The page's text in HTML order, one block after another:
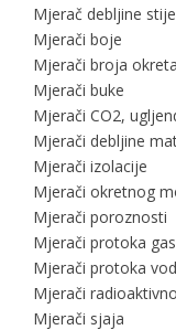
Mjerač debljine
Mjerači boje
Mjerači broja
Mjerači buke
Mjerači CO2,
Mjerači debljine
Mjerači izolacije
Mjerači okretnog
Mjerači poroznosti
Mjerači protoka
Mjerači protoka
Mjerači
Mjerači sjaja